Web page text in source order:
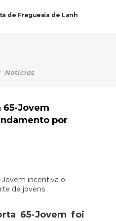
de Freguesia de Lanh
Notícias
65-Jovem
por
65-Jovem foi